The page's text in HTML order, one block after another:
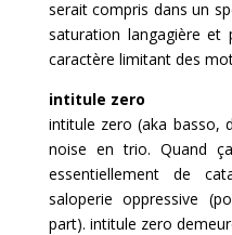
serait compris dans un
saturation langagière et
caractère limitant des
intitule zero
intitule zero (aka basso,
noise en trio. Quand
essentiellement de
saloperie oppressive
part). intitule zero